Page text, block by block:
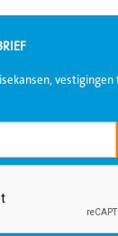
vestigingen